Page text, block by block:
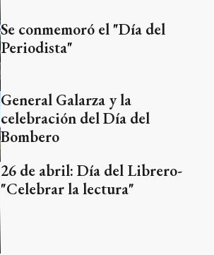
Periodista"
celebración del Día del
Bombero
26 de abril: Día del Librero-
"Celebrar la lectura"